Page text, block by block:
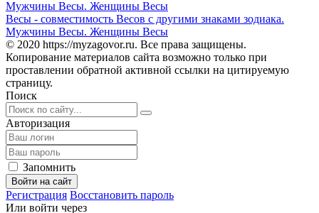
Весы - совместимость Весов с другими знаками зодиака.
Мужчины Весы. Женщины Весы
© 2020 https://myzagovor.ru. Все права защищены.
Копирование материалов сайта возможно только при
проставлении обратной активной ссылки на цитируемую
страницу.
Поиск
Авторизация
Запомнить
Войти на сайт
Регистрация Восстановить пароль
Или войти через